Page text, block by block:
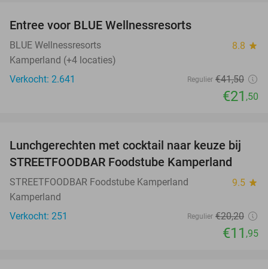
Entree voor BLUE Wellnessresorts
BLUE Wellnessresorts 8.8 star
Kamperland (+4 locaties)
Verkocht: 2.641
Regulier €41,50
€21 ,50
41%
Lunchgerechten met cocktail naar keuze bij
STREETFOODBAR Foodstube Kamperland
STREETFOODBAR Foodstube Kamperland 9.5 star
Kamperland
Verkocht: 251
Regulier €20,20
€11 ,95